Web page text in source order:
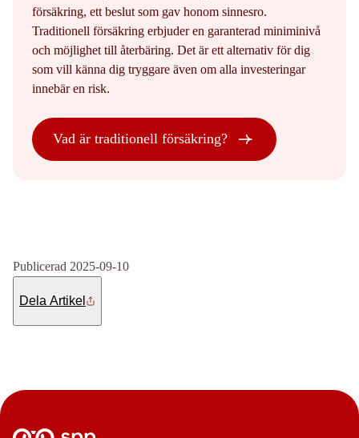
försäkring, ett beslut som gav honom sinnesro.
Traditionell försäkring erbjuder en garanterad miniminivå
och möjlighet till återbäring. Det är ett alternativ för dig
som vill känna dig tryggare även om alla investeringar
innebär en risk.
Vad är traditionell försäkring?
Publicerad 2025-09-10
Dela Artikel